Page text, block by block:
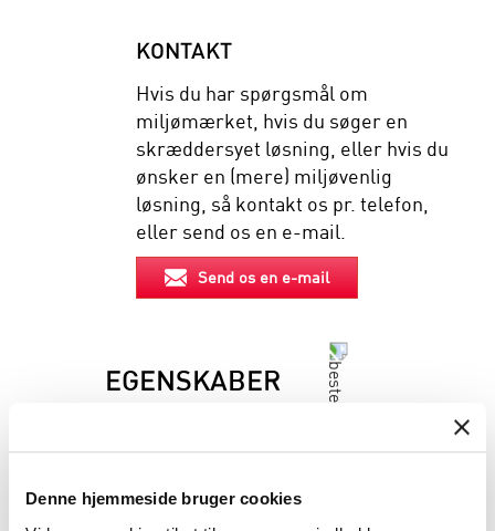
Denne hjemmeside bruger cookies
KONTAKT
Hvis du har spørgsmål om
miljømærket, hvis du søger en
skræddersyet løsning, eller hvis du
ønsker en (mere) miljøvenlig
løsning, så kontakt os pr. telefon,
eller send os en e-mail.
Send os en e-mail
EGENSKABER
BESKRIVELSE